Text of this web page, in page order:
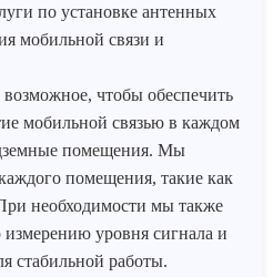
по установке антенных
мобильной связи и
чтобы обеспечить
мобильной связью в каждом
помещения. Мы
помещения, такие как
необходимости мы также
измерению уровня сигнала и
стабильной работы.